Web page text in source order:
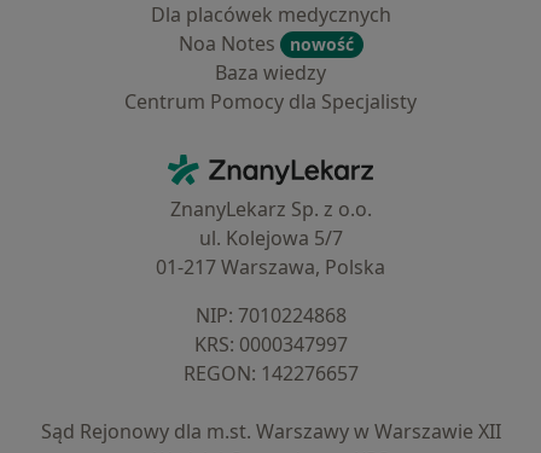
Dla placówek medycznych
Noa Notes
nowość
Baza wiedzy
Centrum Pomocy dla Specjalisty
ZnanyLekarz - Strona główna
ZnanyLekarz Sp. z o.o.
ul. Kolejowa 5/7
01-217 Warszawa, Polska
NIP: ⁠7010224868
KRS: ⁠0000347997
REGON: ⁠142276657
Sąd Rejonowy dla m.st. Warszawy w Warszawie XII